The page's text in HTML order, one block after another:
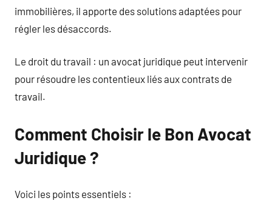
immobilières, il apporte des solutions adaptées pour
régler les désaccords.
Le droit du travail : un avocat juridique peut intervenir
pour résoudre les contentieux liés aux contrats de
travail.
Comment Choisir le Bon Avocat
Juridique ?
Voici les points essentiels :